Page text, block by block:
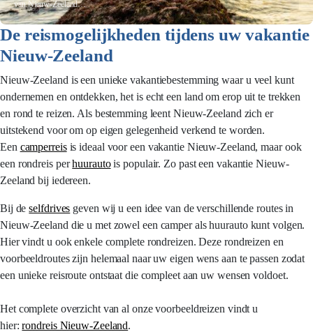
van Nieuw-Zeeland…
De reismogelijkheden tijdens uw vakantie
Nieuw-Zeeland
Nieuw-Zeeland is een unieke vakantiebestemming waar u veel kunt
ondernemen en ontdekken, het is echt een land om erop uit te trekken
en rond te reizen. Als bestemming leent Nieuw-Zeeland zich er
uitstekend voor om op eigen gelegenheid verkend te worden.
Een camperreisis ideaal voor een vakantie Nieuw-Zeeland, maar ook
een rondreis perhuurautois populair. Zo past een vakantie Nieuw-
Zeeland bij iedereen.
Bij deselfdrives geven wij u een idee van de verschillende routes in
Nieuw-Zeeland die u met zowel een camper als huurauto kunt volgen.
Hier vindt u ook enkele complete rondreizen. Deze rondreizen en
voorbeeldroutes zijn helemaal naar uw eigen wens aan te passen zodat
een unieke reisroute ontstaat die compleet aan uw wensen voldoet.
Het complete overzicht van al onze voorbeeldreizen vindt u
hier:rondreis Nieuw-Zeeland.